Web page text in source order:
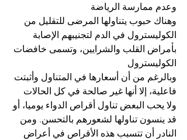
وعدم ممارسة الرياضة
وهناك حبوب يتناولها المرضى للتقليل من
الكوليسترول في الدم لتجنيبهم الإصابة
بأمراض القلب والشرايين، وتسمى خافضات
الكوليسترول
وبالرغم من أن أسعارها في المتناول وأثبتت
فاعلية، إلا أنها غير صالحة في كل الحالات
ولا يحب البعض تناول أقراص الدواء يوميا، أو
قد ينسون تناولها لشعورهم بالتحسن. ومن
النادر أن تتسبب هذه الأقراص في أعراض